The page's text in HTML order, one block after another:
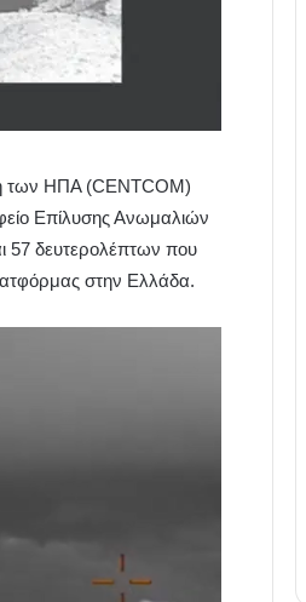
των ΗΠΑ (CENTCOM)
Επίλυσης Ανωμαλιών
57 δευτερολέπτων που
στην Ελλάδα.